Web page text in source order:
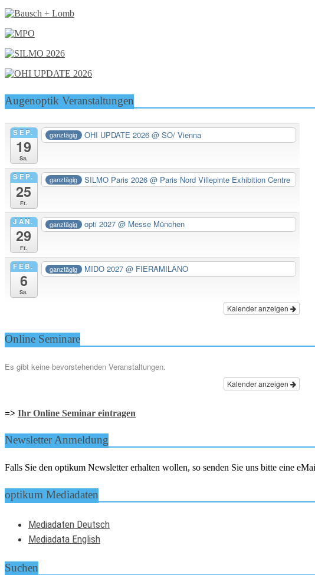
Augenoptik Veranstaltungen
SEP.
19
Sa.
ganztägig OHI UPDATE 2026@ SO/ Vienna
SEP.
25
Fr.
ganztägig SILMO Paris 2026@ Paris Nord Villepinte Exhibition Centre
JAN.
29
Fr.
ganztägig opti 2027@ Messe München
FEB.
6
Sa.
ganztägig MIDO 2027@ FIERAMILANO
Kalender anzeigen
Online Seminare
Es gibt keine bevorstehenden Veranstaltungen.
Kalender anzeigen
=> Ihr Online Seminar eintragen
Newsletter Anmeldung
Falls Sie den optikum Newsletter erhalten wollen, so senden Sie uns bitte eine
optikum Mediadaten
Mediadaten Deutsch
Mediadata English
Suchen